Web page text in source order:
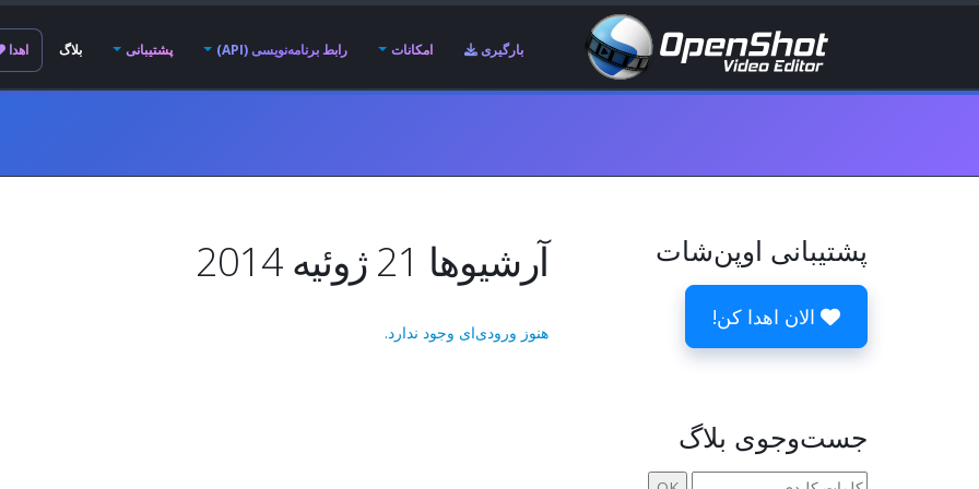
بارگیری امکانات رابط برنامه‌نویسی (API) پشتیبانی بلاگ اهدا
آرشیوها 21 ژوئیه 2014
هنوز ورودی‌ای وجود ندارد.
پشتیبانی اوپن‌شات
الان اهدا کن!
جست‌وجوی بلاگ